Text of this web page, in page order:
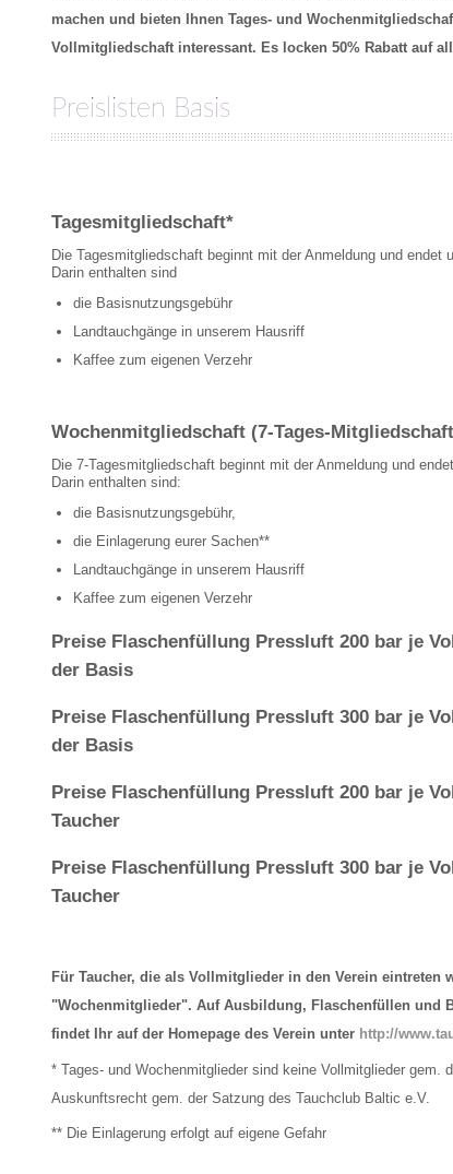
machen und bieten Ihnen Tages- und
Vollmitgliedschaft interessant. Es locken 50% Rabatt auf
Preislisten Basis
Tagesmitgliedschaft*
Die Tagesmitgliedschaft beginnt mit der Anmeldung und endet
Darin enthalten sind
die Basisnutzungsgebühr
Landtauchgänge in unserem Hausriff
Kaffee zum eigenen Verzehr
Wochenmitgliedschaft (7-Tages-
Die 7-Tagesmitgliedschaft beginnt mit der Anmeldung und
Darin enthalten sind:
die Basisnutzungsgebühr,
die Einlagerung eurer Sachen**
Landtauchgänge in unserem Hausriff
Kaffee zum eigenen Verzehr
Preise Flaschenfüllung Pressluft 200 bar je
der Basis
Preise Flaschenfüllung Pressluft 300 bar je
der Basis
Preise Flaschenfüllung Pressluft 200 bar je
Taucher
Preise Flaschenfüllung Pressluft 300 bar je
Taucher
Für Taucher, die als Vollmitglieder in den Verein
"Wochenmitglieder". Auf Ausbildung, Flaschenfüllen und
findet Ihr auf der Homepage des Verein unter http://
* Tages- und Wochenmitglieder sind keine Vollmitglieder
Auskunftsrecht gem. der Satzung des Tauchclub Baltic e.V.
** Die Einlagerung erfolgt auf eigene Gefahr